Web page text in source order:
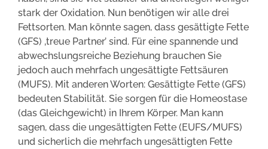
stark der Oxidation. Nun benötigen wir alle drei
Fettsorten. Man könnte sagen, dass gesättigte Fette
(GFS) ‚treue Partner’ sind. Für eine spannende und
abwechslungsreiche Beziehung brauchen Sie
jedoch auch mehrfach ungesättigte Fettsäuren
(MUFS). Mit anderen Worten: Gesättigte Fette (GFS)
bedeuten Stabilität. Sie sorgen für die Homeostase
(das Gleichgewicht) in Ihrem Körper. Man kann
sagen, dass die ungesättigten Fette (EUFS/MUFS)
und sicherlich die mehrfach ungesättigten Fette